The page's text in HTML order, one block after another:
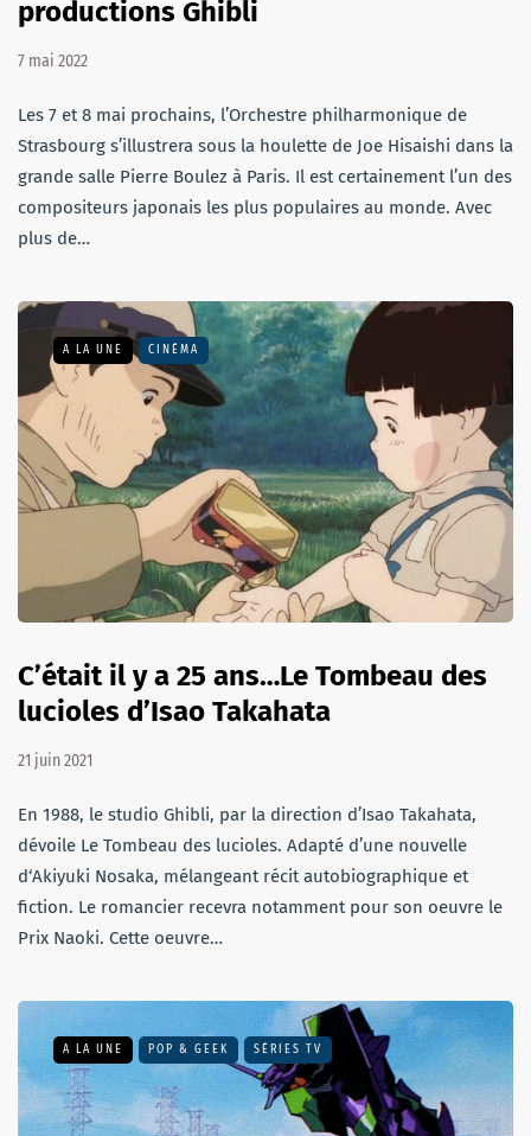
productions Ghibli
7 mai 2022
Les 7 et 8 mai prochains, l’Orchestre philharmonique de
Strasbourg s’illustrera sous la houlette de Joe Hisaishi dans la
grande salle Pierre Boulez à Paris. Il est certainement l’un des
compositeurs japonais les plus populaires au monde. Avec
plus de…
A LA UNE CINÉMA
C’était il y a 25 ans…Le Tombeau des
lucioles d’Isao Takahata
21 juin 2021
En 1988, le studio Ghibli, par la direction d’Isao Takahata,
dévoile Le Tombeau des lucioles. Adapté d’une nouvelle
d‘Akiyuki Nosaka, mélangeant récit autobiographique et
fiction. Le romancier recevra notamment pour son oeuvre le
Prix Naoki. Cette oeuvre…
A LA UNE POP & GEEK SÉRIES TV